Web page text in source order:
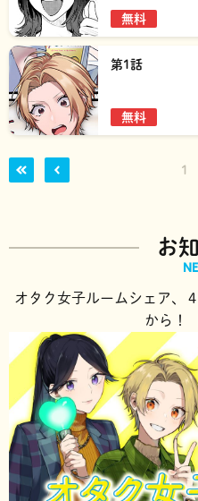
無料
第1話
無料
1
お
オタク女子ルームシェア、
から！